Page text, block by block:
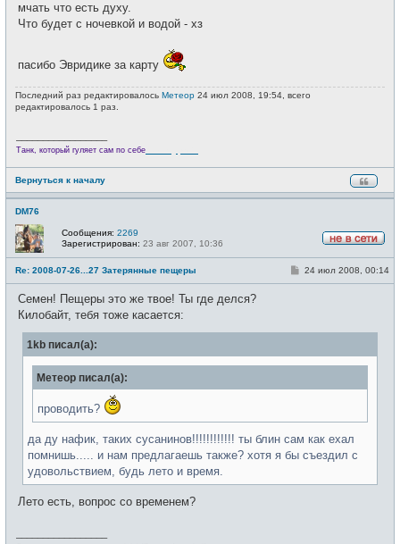
мчать что есть духу.
Что будет с ночевкой и водой - хз
пасибо Эвридике за карту
Последний раз редактировалось Метеор 24 июл 2008, 19:54, всего
редактировалось 1 раз.
Танк, который гуляет сам по себе
Вернуться к началу
DM76
в
с
Сообщения: 2269
Зарегистрирован: 23 авг 2007, 10:36
Re: 2008-07-26...27 Затерянные пещеры
С
н
е
24 июл 2008, 00:14
Семен! Пещеры это же твое! Ты где делся?
Килобайт, тебя тоже касается:
1kb писал(а):
Метеор писал(а):
проводить?
да ду нафик, таких сусанинов!!!!!!!!!!!! ты блин сам как ехал
помнишь..... и нам предлагаешь также? хотя я бы съездил с
удовольствием, будь лето и время.
Лето есть, вопрос со временем?